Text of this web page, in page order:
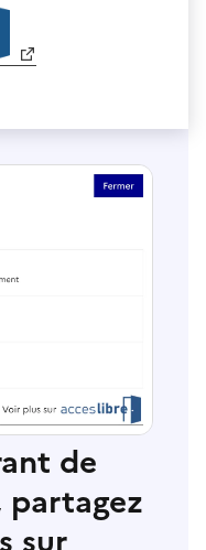
de
partagez